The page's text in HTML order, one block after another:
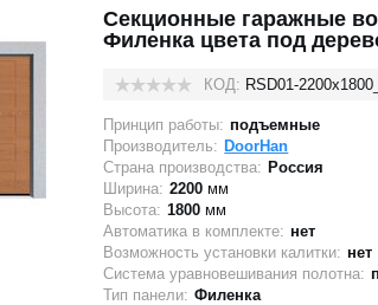
Секционные гаражные
Филенка цвета под
КОД: RSD01-
Принцип работы: подъемные
Производитель: DoorHan
Страна производства: Россия
Ширина: 2200 мм
Высота: 1800 мм
Автоматика в комплекте: нет
Возможность установки калитки: нет
Система уравновешивания полотна:
Тип панели: Филенка